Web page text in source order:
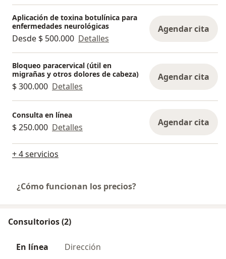
Aplicación de toxina botulínica para
enfermedades neurológicas
Desde $ 500.000 Detalles
Agendar cita
Bloqueo paracervical (útil en
migrañas y otros dolores de cabeza)
$ 300.000 Detalles
Agendar cita
Consulta en línea
$ 250.000 Detalles Agendar cita
+ 4 servicios
¿Cómo funcionan los precios?
Consultorios (2)
En línea Dirección